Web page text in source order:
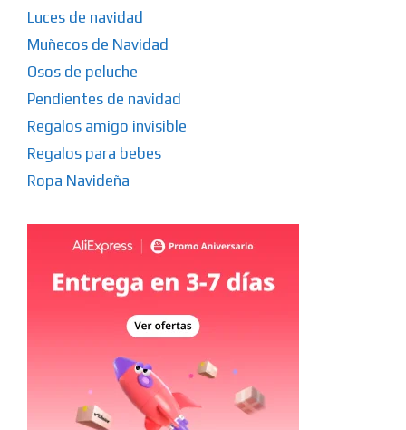
Luces de navidad
Muñecos de Navidad
Osos de peluche
Pendientes de navidad
Regalos amigo invisible
Regalos para bebes
Ropa Navideña